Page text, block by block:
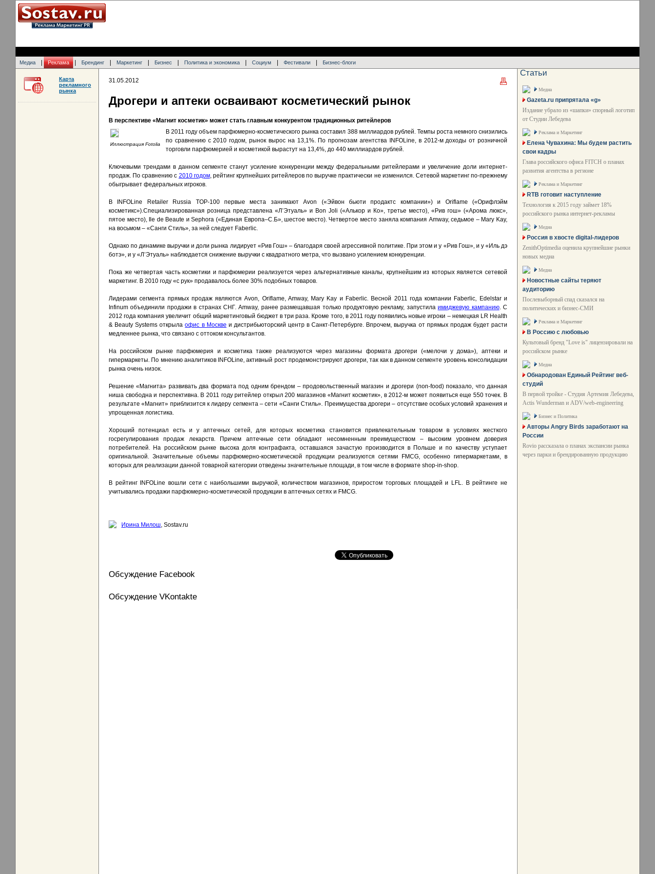
Медиа Реклама Брендинг Маркетинг Бизнес Политика и экономика Социум Фестивали Бизнес-блоги
31.05.2012
Дрогери и аптеки осваивают косметический рынок
В перспективе «Магнит косметик» может стать главным конкурентом традиционных ритейлеров
Иллюстрация Fotolia
В 2011 году объем парфюмерно-косметического рынка составил 388 миллиардов рублей. Темпы роста немного снизились
по сравнению с 2010 годом, рынок вырос на 13,1%. По прогнозам агентства INFOLine, в 2012-м доходы от розничной
торговли парфюмерией и косметикой вырастут на 13,4%, до 440 миллиардов рублей.
Ключевыми трендами в данном сегменте станут усиление конкуренции между федеральными ритейлерами и увеличение доли интернет-
продаж. По сравнению с 2010 годом, рейтинг крупнейших ритейлеров по выручке практически не изменился. Сетевой маркетинг по-прежнему
обыгрывает федеральных игроков.
В INFOLine Retailer Russia TOP-100 первые места занимают Avon («Эйвон бьюти продактс компании») и Oriflame («Орифлэйм
косметикс»).Специализированная розница представлена «Л’Этуаль» и Bon Joli («Алькор и Ко», третье место), «Рив гош» («Арома люкс»,
пятое место), Ile de Beaute и Sephora («Единая Европа–С.Б», шестое место). Четвертое место заняла компания Amway, седьмое – Mary Kay,
на восьмом – «Санги Стиль», за ней следует Faberlic.
Однако по динамике выручки и доли рынка лидирует «Рив Гош» – благодаря своей агрессивной политике. При этом и у «Рив Гош», и у «Иль дэ
ботэ», и у «Л’Этуаль» наблюдается снижение выручки с квадратного метра, что вызвано усилением конкуренции.
Пока же четвертая часть косметики и парфюмерии реализуется через альтернативные каналы, крупнейшим из которых является сетевой
маркетинг. В 2010 году «с рук» продавалось более 30% подобных товаров.
Лидерами сегмента прямых продаж являются Avon, Oriflame, Amway, Mary Kay и Faberlic. Весной 2011 года компании Faberlic, Edelstar и
Infinum объединили продажи в странах СНГ. Amway, ранее размещавшая только продуктовую рекламу, запустилаимиджевую кампанию. С
2012 года компания увеличит общий маркетинговый бюджет в три раза. Кроме того, в 2011 году появились новые игроки – немецкая LR Health
& Beauty Systems открылаофис в Москве и дистрибьюторский центр в Санкт-Петербурге. Впрочем, выручка от прямых продаж будет расти
медленнее рынка, что связано с оттоком консультантов.
На российском рынке парфюмерия и косметика также реализуются через магазины формата дрогери («мелочи у дома»), аптеки и
гипермаркеты. По мнению аналитиков INFOLine, активный рост продемонстрируют дрогери, так как в данном сегменте уровень консолидации
рынка очень низок.
Решение «Магнита» развивать два формата под одним брендом – продовольственный магазин и дрогери (non-food) показало, что данная
ниша свободна и перспективна. В 2011 году ритейлер открыл 200 магазинов «Магнит косметик», в 2012-м может появиться еще 550 точек. В
результате «Магнит» приблизится к лидеру сегмента – сети «Санги Стиль». Преимущества дрогери – отсутствие особых условий хранения и
упрощенная логистика.
Хороший потенциал есть и у аптечных сетей, для которых косметика становится привлекательным товаром в условиях жесткого
госрегулирования продаж лекарств. Причем аптечные сети обладают несомненным преимуществом – высоким уровнем доверия
потребителей. На российском рынке высока доля контрафакта, оставшаяся зачастую производится в Польше и по качеству уступает
оригинальной. Значительные объемы парфюмерно-косметической продукции реализуются сетями FMCG, особенно гипермаркетами, в
которых для реализации данной товарной категории отведены значительные площади, в том числе в формате shop-in-shop.
В рейтинг INFOLine вошли сети с наибольшими выручкой, количеством магазинов, приростом торговых площадей и LFL. В рейтинге не
учитывались продажи парфюмерно-косметической продукции в аптечных сетях и FMCG.
Ирина Милош, Sostav.ru
Обсуждение Facebook
Обсуждение VKontakte
Карта
рекламного
рынка
Статьи
Медиа
Gazeta.ru припрятала «g»
Издание убрало из «шапки» спорный логотип
от Студии Лебедева
Реклама и Маркетинг
Елена Чувахина: Мы будем растить
свои кадры
Глава российского офиса FITCH о планах
развития агентства в регионе
Реклама и Маркетинг
RTB готовит наступление
Технология к 2015 году займет 18%
российского рынка интернет-рекламы
Медиа
Россия в хвосте digital-лидеров
ZenithOptimedia оценила крупнейшие рынки
новых медиа
Медиа
Новостные сайты теряют
аудиторию
Послевыборный спад сказался на
политических и бизнес-СМИ
Реклама и Маркетинг
В Россию с любовью
Культовый бренд "Love is" лицензировали на
российском рынке
Медиа
Обнародован Единый Рейтинг веб-
студий
В первой тройке - Студия Артемия Лебедева,
Actis Wunderman и ADV/web-engineering
Бизнес и Политика
Авторы Angry Birds заработают на
России
Rovio рассказала о планах экспансии рынка
через парки и брендированную продукцию